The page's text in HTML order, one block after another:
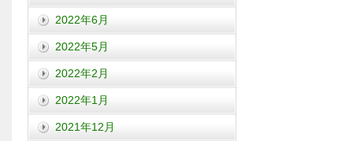
2022年6月
2022年5月
2022年2月
2022年1月
2021年12月